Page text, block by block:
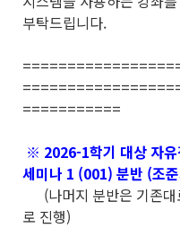
부탁드립니다.
===========
※ 2026-1학기 대상 자
세미나 1 (001) 분반 (조
(나머지 분반은 기존대
로 진행)